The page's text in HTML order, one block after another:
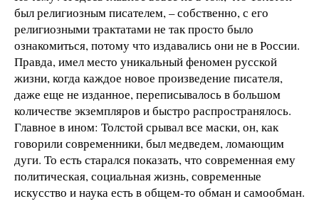
был религиозным писателем, – собственно, с его
религиозными трактатами не так просто было
ознакомиться, потому что издавались они не в России.
Правда, имел место уникальный феномен русской
жизни, когда каждое новое произведение писателя,
даже еще не изданное, переписывалось в большом
количестве экземпляров и быстро распространялось.
Главное в ином: Толстой срывал все маски, он, как
говорили современники, был медведем, ломающим
дуги. То есть старался показать, что современная ему
политическая, социальная жизнь, современные
искусство и наука есть в общем-то обман и самообман.